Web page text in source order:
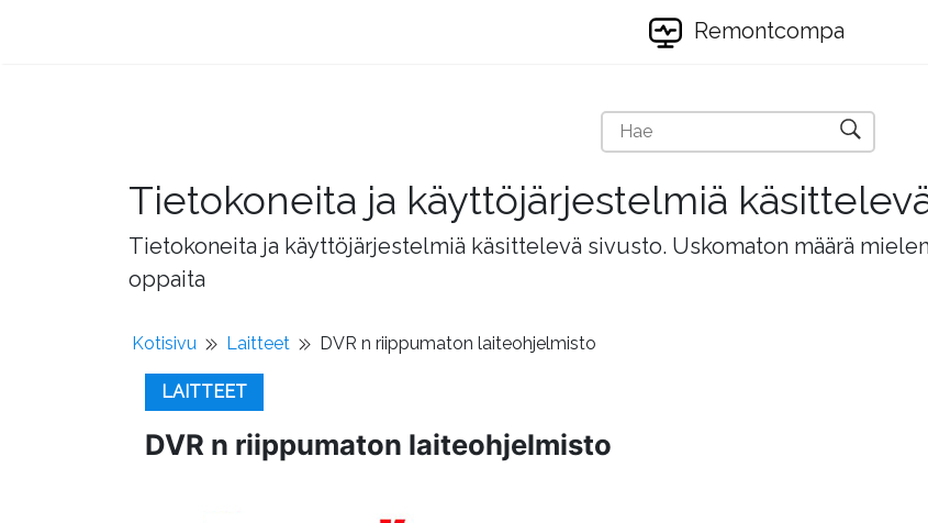
Remontcompa
Tietokoneita ja käyttöjärjestelmiä
Tietokoneita ja käyttöjärjestelmiä käsittelevä sivusto. Uskomaton määrä
oppaita
Kotisivu Laitteet DVR n riippumaton laiteohjelmisto
LAITTEET
DVR n riippumaton laiteohjelmisto